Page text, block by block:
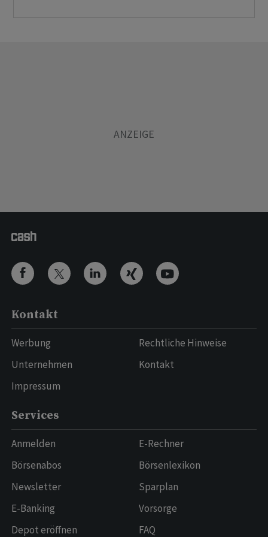
Kontakt
Werbung
Unternehmen
Impressum
Rechtliche Hinweise
Kontakt
Services
Anmelden
Börsenabos
Newsletter
E-Banking
Depot eröffnen
E-Rechner
Börsenlexikon
Sparplan
Vorsorge
FAQ